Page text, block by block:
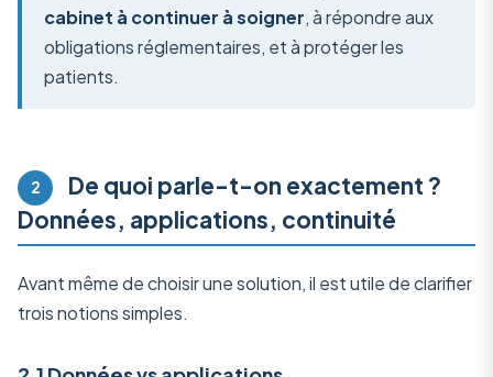
cabinet à continuer à soigner, à répondre aux
obligations réglementaires, et à protéger les
patients.
2
De quoi parle-t-on exactement ?
Données, applications, continuité
Avant même de choisir une solution, il est utile de clarifier
trois notions simples.